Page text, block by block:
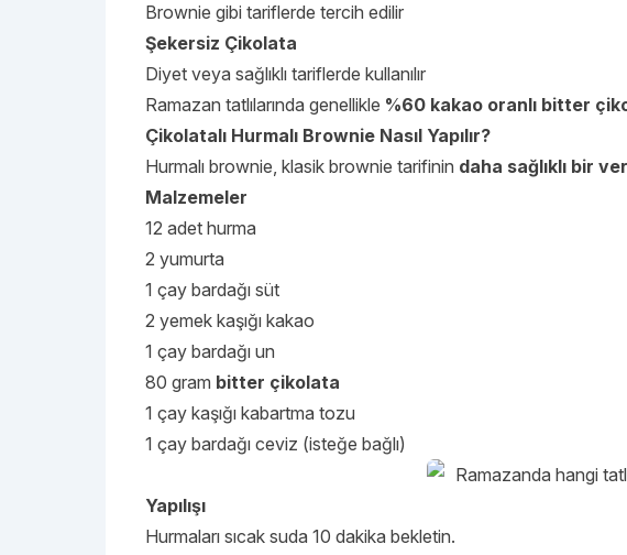
Brownie gibi tariflerde tercih edilir
Şekersiz Çikolata
Diyet veya sağlıklı tariflerde kullanılır
Ramazan tatlılarında genellikle %60 kakao oranlı bitter
Çikolatalı Hurmalı Brownie Nasıl Yapılır?
Hurmalı brownie, klasik brownie tarifinin daha sağlıklı bir
Malzemeler
12 adet hurma
2 yumurta
1 çay bardağı süt
2 yemek kaşığı kakao
1 çay bardağı un
80 gram bitter çikolata
1 çay kaşığı kabartma tozu
1 çay bardağı ceviz (isteğe bağlı)
Yapılışı
Hurmaları sıcak suda 10 dakika bekletin.